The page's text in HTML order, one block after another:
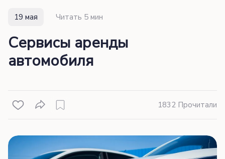
19 мая Читать 5 мин
Сервисы аренды
автомобиля
1832 Прочитали